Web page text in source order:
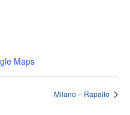
Maps
Milano – Rapallo